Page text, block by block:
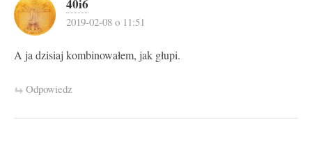
40i6
2019-02-08 o 11:51
A ja dzisiaj kombinowałem, jak głupi.
Odpowiedz